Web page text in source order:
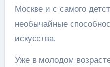
Москве и с самого
необычайные
искусства.
Уже в молодом